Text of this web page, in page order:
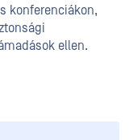
konferenciákon,
ellen.